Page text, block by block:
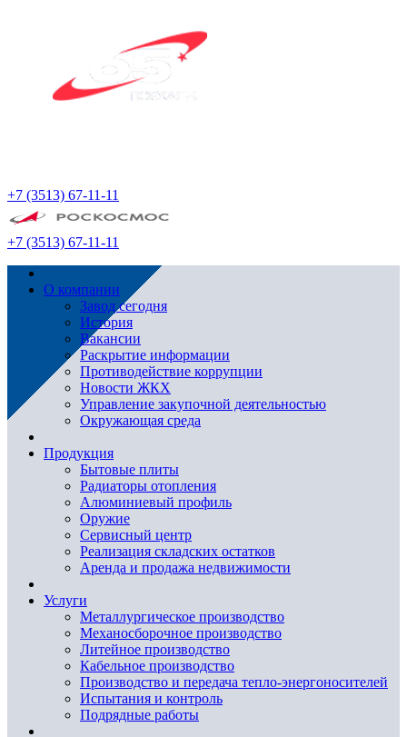
+7 (3513) 67-11-11
+7 (3513) 67-11-11
О компании
Завод сегодня
История
Вакансии
Раскрытие информации
Противодействие коррупции
Новости ЖКХ
Управление закупочной деятельностью
Окружающая среда
Продукция
Бытовые плиты
Радиаторы отопления
Алюминиевый профиль
Оружие
Сервисный центр
Реализация складских остатков
Аренда и продажа недвижимости
Услуги
Металлургическое производство
Механосборочное производство
Литейное производство
Кабельное производство
Производство и передача тепло-энергоносителей
Испытания и контроль
Подрядные работы